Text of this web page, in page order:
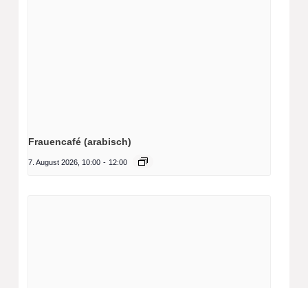
Frauencafé (arabisch)
7. August 2026, 10:00 - 12:00